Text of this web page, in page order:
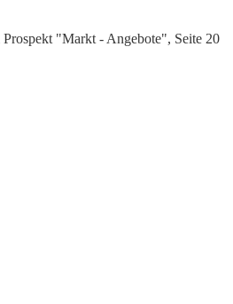
"Markt - Angebote", Seite 20